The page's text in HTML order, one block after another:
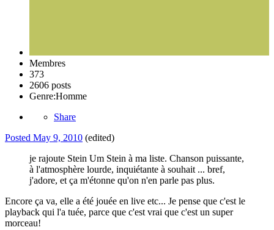
Membres
373
2606 posts
Genre:Homme
Share
Posted May 9, 2010 (edited)
je rajoute Stein Um Stein à ma liste. Chanson puissante,
à l'atmosphère lourde, inquiétante à souhait ... bref,
j'adore, et ça m'étonne qu'on n'en parle pas plus.
Encore ça va, elle a été jouée en live etc... Je pense que c'est le
playback qui l'a tuée, parce que c'est vrai que c'est un super
morceau!